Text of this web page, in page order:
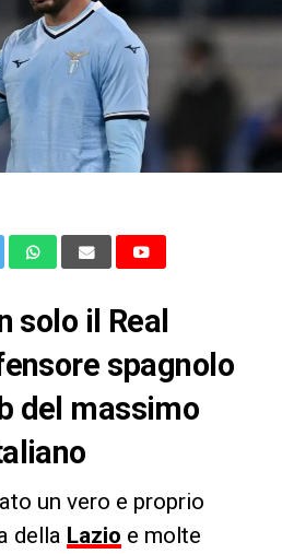
solo il Real
spagnolo
del massimo
un vero e proprio
della Lazio e molte